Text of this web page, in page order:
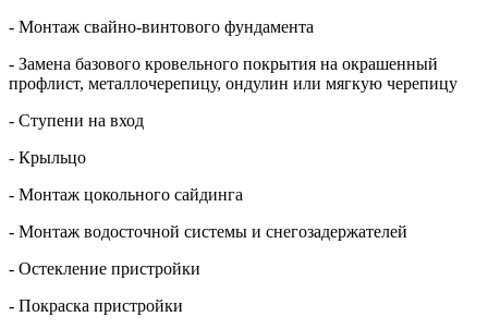
- Монтаж свайно-винтового фундамента
- Замена базового кровельного покрытия на окрашенный
профлист, металлочерепицу, ондулин или мягкую черепицу
- Ступени на вход
- Крыльцо
- Монтаж цокольного сайдинга
- Монтаж водосточной системы и снегозадержателей
- Остекление пристройки
- Покраска пристройки